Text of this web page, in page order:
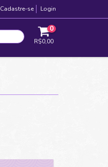
Cadastre-se Login
0
R$0,00